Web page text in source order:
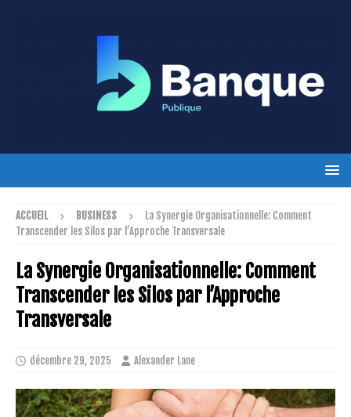
ACCUEIL BUSINESS
La Synergie Organisationnelle: Comment
Transcender les Silos par l’Approche Transversale
La Synergie Organisationnelle: Comment
Transcender les Silos par l’Approche
Transversale
décembre 29, 2025 Alexander Lane